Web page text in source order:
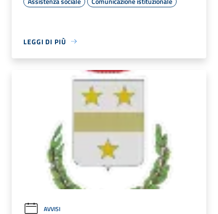
LEGGI DI PIÙ
AVVISI